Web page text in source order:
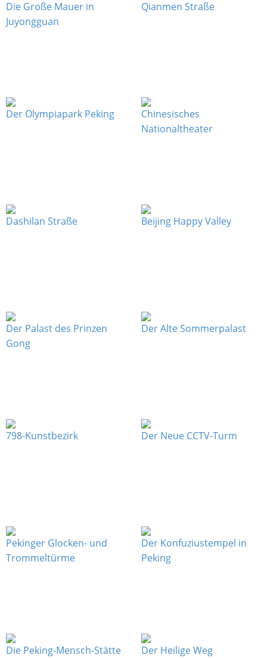
Die Große Mauer in
Juyongguan
Qianmen Straße
Der Olympiapark Peking
Chinesisches
Nationaltheater
Dashilan Straße Beijing Happy Valley
Der Palast des Prinzen
Gong
Der Alte Sommerpalast
798-Kunstbezirk Der Neue CCTV-Turm
Pekinger Glocken- und
Trommeltürme
Der Konfuziustempel in
Peking
Die Peking-Mensch-Stätte
Der Heilige Weg